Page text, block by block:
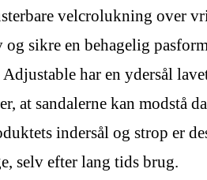
velcrolukning over
sikre en behagelig
har en ydersål
at sandalerne kan modstå
indersål og strop er
selv efter lang tids brug.